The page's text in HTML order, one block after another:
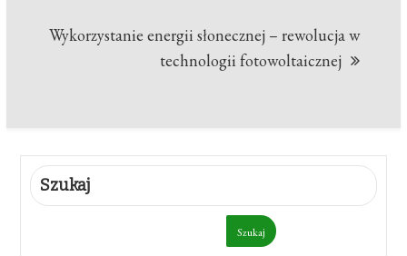
Wykorzystanie energii słonecznej – rewolucja w
technologii fotowoltaicznej
Szukaj
Szukaj